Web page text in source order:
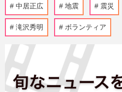
中居正広 地震 震災
滝沢秀明 ボランティア